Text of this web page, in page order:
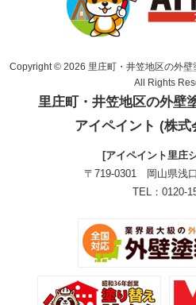
Copyright © 2026 里庄町・井笠地区の外壁
All Rights
里庄町・井笠地区の外壁
アイペイント (株式
[アイペイント里庄
〒719-0301 岡山県浅
TEL：0120-